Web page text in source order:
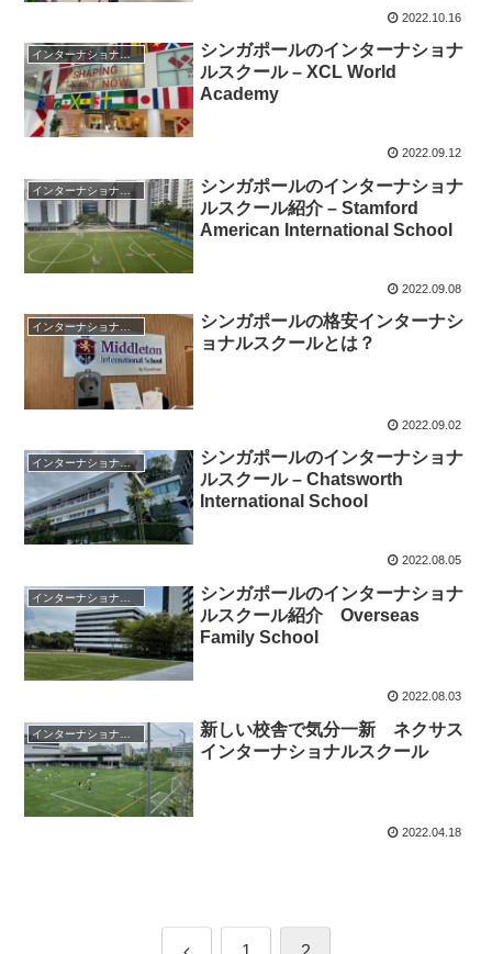
2022.10.16
インターナショナルスクール
シンガポールのインターナショナ
ルスクール – XCL World
Academy
2022.09.12
シンガポールのインターナショナ
ルスクール紹介 – Stamford
American International School
2022.09.08
シンガポールの格安インターナシ
ョナルスクールとは？
2022.09.02
インターナショナルスクール
シンガポールのインターナショナ
ルスクール – Chatsworth
International School
2022.08.05
インターナショナルスクール
シンガポールのインターナショナ
ルスクール紹介 Overseas
Family School
2022.08.03
新しい校舎で気分一新 ネクサス
インターナショナルスクール
2022.04.18
前